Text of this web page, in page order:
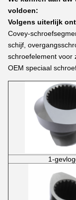
voldoen:
Volgens uiterlijk
Covey-
schijf,
schroefelement voor
OEM speciaal
1-